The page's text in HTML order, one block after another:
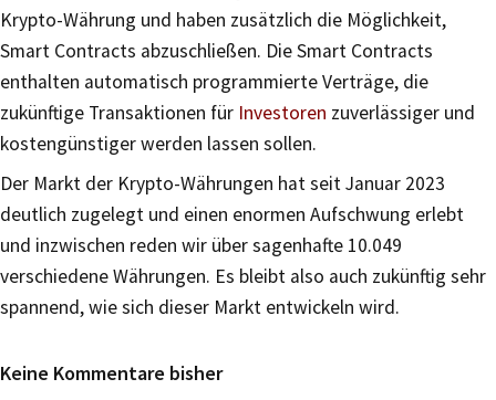
Krypto-Währung und haben zusätzlich die Möglichkeit,
Smart Contracts abzuschließen. Die Smart Contracts
enthalten automatisch programmierte Verträge, die
zukünftige Transaktionen für Investoren zuverlässiger und
kostengünstiger werden lassen sollen.
Der Markt der Krypto-Währungen hat seit Januar 2023
deutlich zugelegt und einen enormen Aufschwung erlebt
und inzwischen reden wir über sagenhafte 10.049
verschiedene Währungen. Es bleibt also auch zukünftig sehr
spannend, wie sich dieser Markt entwickeln wird.
Keine Kommentare bisher